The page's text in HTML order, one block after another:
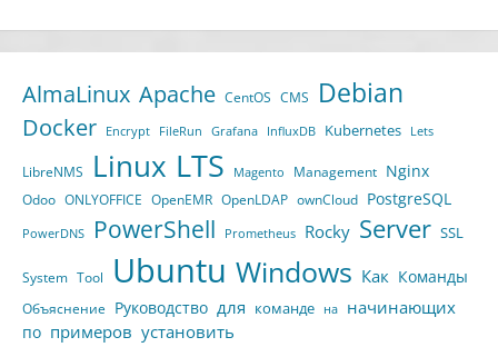
AlmaLinux Apache CentOS CMS Debian
Docker Encrypt FileRun Grafana InfluxDB Kubernetes Lets
LibreNMS Linux LTS Magento Management Nginx
Odoo ONLYOFFICE OpenEMR OpenLDAP ownCloud PostgreSQL
PowerDNS PowerShell Prometheus Rocky Server SSL
System Tool Ubuntu Windows Как Команды
Объяснение Руководство для команде на начинающих
по примеров установить